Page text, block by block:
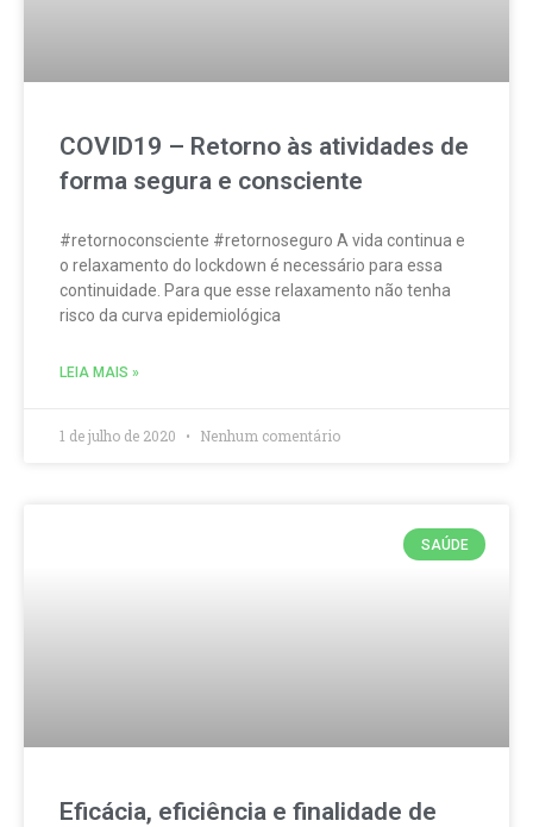
COVID19 – Retorno às atividades de
forma segura e consciente
#retornoconsciente #retornoseguro A vida continua e
o relaxamento do lockdown é necessário para essa
continuidade. Para que esse relaxamento não tenha
risco da curva epidemiológica
LEIA MAIS »
1 de julho de 2020 Nenhum comentário
SAÚDE
Eficácia, eficiência e finalidade de